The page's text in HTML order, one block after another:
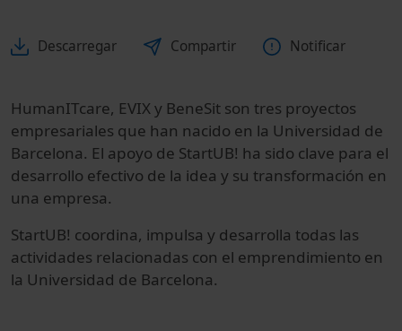
Descarregar Compartir Notificar
HumanITcare, EVIXy BeneSit son tres proyectos
empresariales que han nacido en la Universidad de
Barcelona. El apoyo de StartUB! ha sido clave para el
desarrollo efectivo de la idea y su transformación en
una empresa.
StartUB! coordina, impulsa y desarrolla todas las
actividades relacionadas con el emprendimiento en
la Universidad de Barcelona.